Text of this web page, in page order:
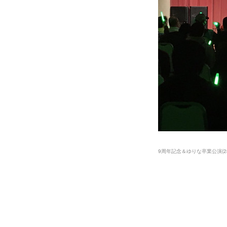
9周年記念＆ゆりな卒業公演(